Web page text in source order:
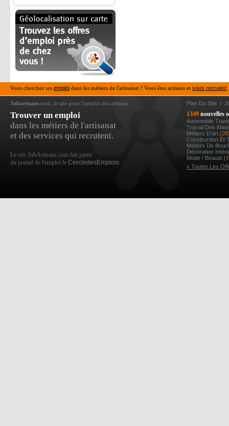
Vous cherchez un emploi dans les métiers de l'artisanat ? Vous êtes artisans et vous recrutez
Jobartisans .com, le site pour l'emploi des artisans Plan Du Site |
Trouver un emploi
dans les métiers de l'artisanat
et des services qui recrutent.
Le site JobArtisans.com fait partie
du portail de l'emploi le CercledesEmplois
1349 nouvelles
Automobile
Travail Des
Métiers D’art
Construction Et
Métiers De
Décoration
Mode / Beauté
» Toutes Les